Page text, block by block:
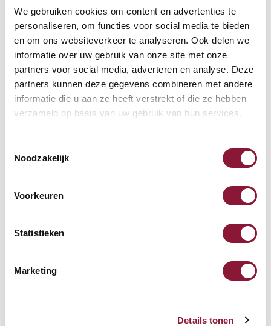
We gebruiken cookies om content en advertenties te
personaliseren, om functies voor social media te bieden
en om ons websiteverkeer te analyseren. Ook delen we
informatie over uw gebruik van onze site met onze
partners voor social media, adverteren en analyse. Deze
partners kunnen deze gegevens combineren met andere
informatie die u aan ze heeft verstrekt of die ze hebben
verzameld op basis van uw gebruik van hun services.
Noodzakelijk
Voorkeuren
Statistieken
Marketing
Details tonen
VOETENRING ?
VOETENSTER IN GEPOLIJST ALUMINIUM ?
Beschikbaar
Levertijd: 3-6 weken
Opzoek naar een offerte op maat? Maak je werkplek compleet